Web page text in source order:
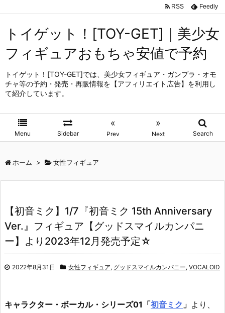
トイゲット！[TOY-GET]｜美少女
フィギュアおもちゃ安値で予約
トイゲット！[TOY-GET]では、美少女フィギュア・ガンプラ・オモ
チャ等の予約・発売・再販情報を【アフィリエイト広告】を利用し
て紹介しています。
Menu Sidebar
«
Prev
»
Next Search
RSS Feedly
ホーム > 女性フィギュア
【初音ミク】1/7『初音ミク 15th Anniversary
Ver.』フィギュア【グッドスマイルカンパニ
ー】より2023年12月発売予定☆
2022年8月31日 女性フィギュア, グッドスマイルカンパニー, VOCALOID
キャラクター・ボーカル・シリーズ01 「初音ミク 」 より、